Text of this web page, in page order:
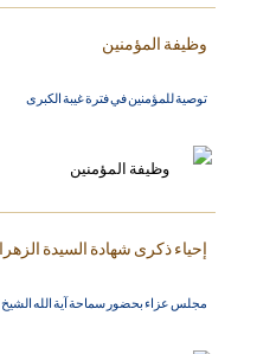
وظيفة المؤمنين
توصية للمؤمنين في فترة غيبة الكبرى
إحياء ذكرى شهادة السيدة
مجلس عزاء بحضور سماحة آية الله الشيخ